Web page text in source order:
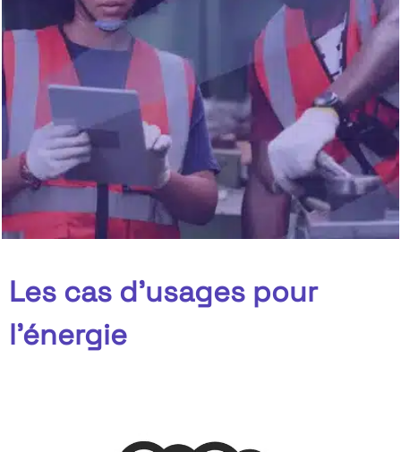
Les cas d'usages pour
l'énergie